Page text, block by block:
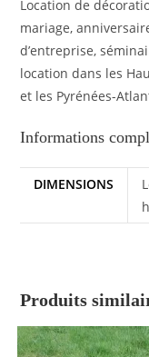
Location de
mariage,
d’entreprise,
location dans les
et les Pyrénées-
Informations
DIMENSIONS
Produits